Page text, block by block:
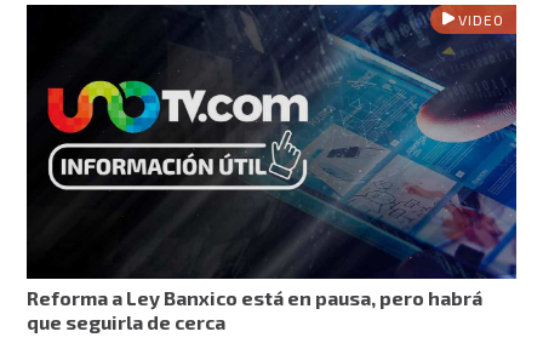
VIDEO
Reforma a Ley Banxico está en pausa, pero habrá
que seguirla de cerca